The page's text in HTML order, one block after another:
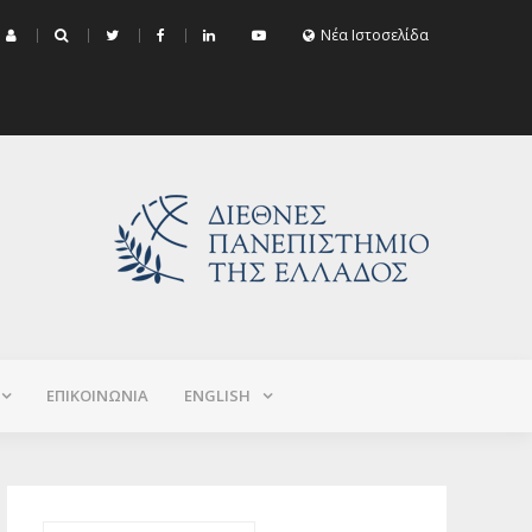
Εξεταστικής Σεπτεμβρίου 2026 (Χειμερινό+Εαρινό 2025-2026)
Νέα Ιστοσελίδα
ΕΠΙΚΟΙΝΩΝΙΑ ΕNGLISH